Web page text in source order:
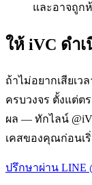
และอาจถูก
ให้ iVC ดำ
ถ้าไม่อยากเสียเว
ครบวงจร ตั้งแต่ต
ผล — ทักไลน์
เคสของคุณก่อนเ
ปรึกษาผ่าน LINE